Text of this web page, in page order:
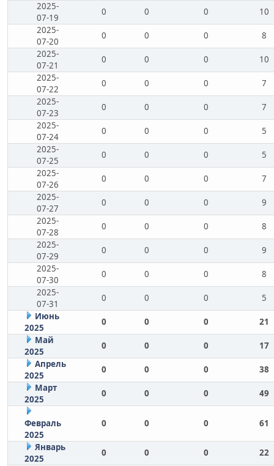
2025-
07-19
0 0 0
10
2025-
07-20
0 0 0
8
2025-
07-21
0 0 0
10
2025-
07-22
0 0 0
7
2025-
07-23
0 0 0
7
2025-
07-24
0 0 0
5
2025-
07-25
0 0 0
5
2025-
07-26
0 0 0
7
2025-
07-27
0 0 0
9
2025-
07-28
0 0 0
8
2025-
07-29
0 0 0
9
2025-
07-30
0 0 0
8
2025-
07-31
0 0 0
5
Июнь
2025
0 0 0
21
Май
2025
0 0 0
17
Апрель
2025
0 0 0
38
Март
2025
0 0 0 49
Февраль
2025
0 0 0 61
Январь
2025
0 0 0
22